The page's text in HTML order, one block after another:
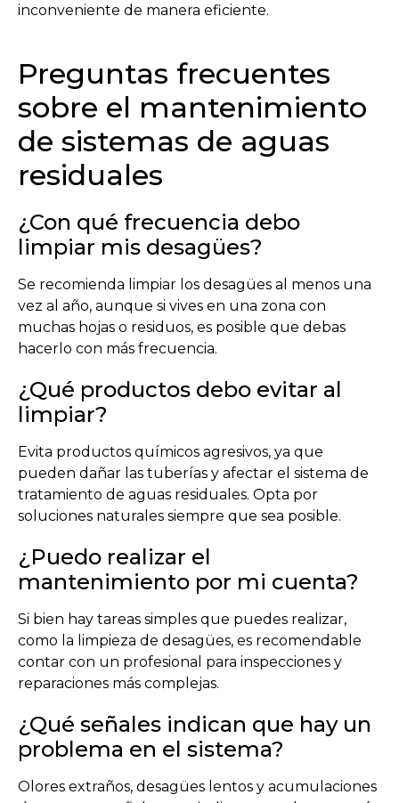
inconveniente de manera eficiente.
Preguntas frecuentes
sobre el mantenimiento
de sistemas de aguas
residuales
¿Con qué frecuencia debo
limpiar mis desagües?
Se recomienda limpiar los desagües al menos una
vez al año, aunque si vives en una zona con
muchas hojas o residuos, es posible que debas
hacerlo con más frecuencia.
¿Qué productos debo evitar al
limpiar?
Evita productos químicos agresivos, ya que
pueden dañar las tuberías y afectar el sistema de
tratamiento de aguas residuales. Opta por
soluciones naturales siempre que sea posible.
¿Puedo realizar el
mantenimiento por mi cuenta?
Si bien hay tareas simples que puedes realizar,
como la limpieza de desagües, es recomendable
contar con un profesional para inspecciones y
reparaciones más complejas.
¿Qué señales indican que hay un
problema en el sistema?
Olores extraños, desagües lentos y acumulaciones